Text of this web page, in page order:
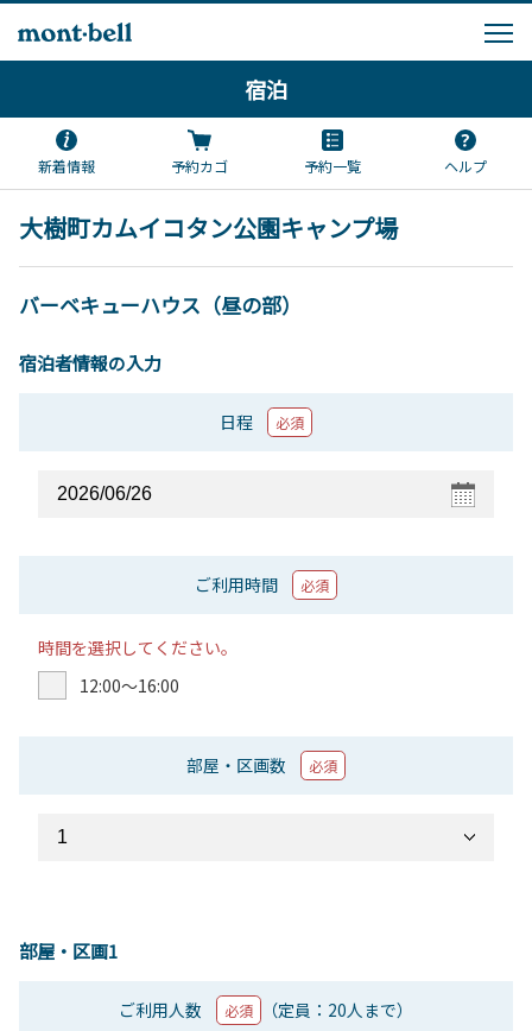
宿泊
新着情報 予約カゴ 予約一覧 ヘルプ
大樹町カムイコタン公園キャンプ場
バーベキューハウス（昼の部）
宿泊者情報の入力
日程 必須
ご利用時間 必須
時間を選択してください。
12:00〜16:00
部屋・区画数 必須
部屋・区画1
ご利用人数 必須 （定員：20人まで）